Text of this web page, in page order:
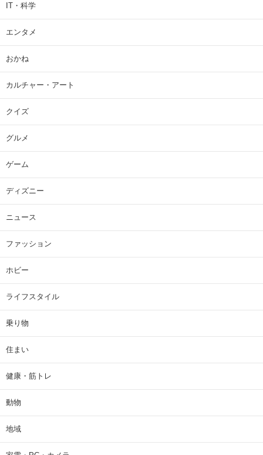
IT・科学
エンタメ
おかね
カルチャー・アート
クイズ
グルメ
ゲーム
ディズニー
ニュース
ファッション
ホビー
ライフスタイル
乗り物
住まい
健康・筋トレ
動物
地域